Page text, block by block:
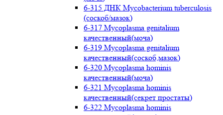
6-315 ДНК Mycobacterium tuberculosis
(соскоб/мазок)
6-317 Mycoplasma genitalium
качественный(моча)
6-319 Mycoplasma genitalium
качественный(соскоб,мазок)
6-320 Mycoplasma hominis
качественный(моча)
6-321 Mycoplasma hominis
качественный(секрет простаты)
6-322 Mycoplasma hominis